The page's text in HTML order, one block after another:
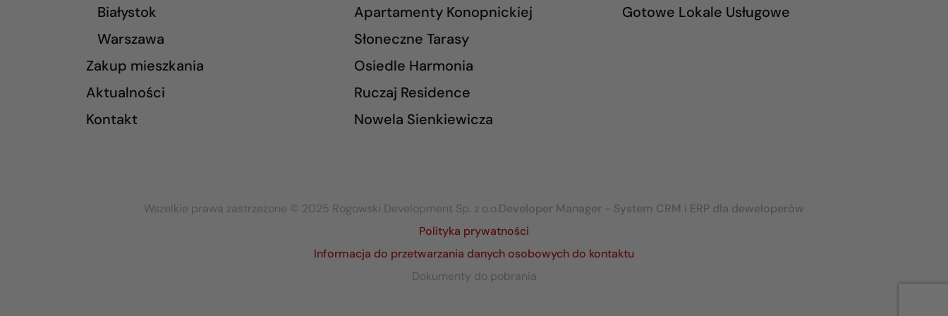
Białystok
Warszawa
Zakup mieszkania
Aktualności
Kontakt
Apartamenty Konopnickiej
Słoneczne Tarasy
Osiedle Harmonia
Ruczaj Residence
Nowela Sienkiewicza
Gotowe Lokale Usługowe
Wszelkie prawa zastrzeżone © 2025 Rogowski Development Sp. z o.o.Developer Manager - System CRM i ERP dla deweloperów
Polityka prywatności
Informacja do przetwarzania danych osobowych do kontaktu
Dokumenty do pobrania